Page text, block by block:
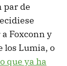
par de
a Foxconn y
los Lumia, o
que ya ha